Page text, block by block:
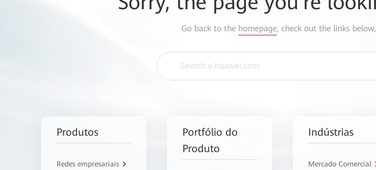
Go back to the homepage, check out the links
Produtos
Redes empresariais
Portfólio do
Produto
Indústrias
Mercado Comercial